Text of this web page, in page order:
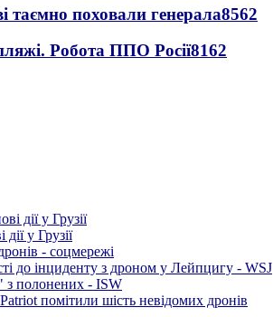
таємно поховали генерала8562
Робота ППО Росії8162
у Грузії
- соцмережі
до інциденту з дроном у Лейпцигу - WSJ
з полонених - ISW
помітили шість невідомих дронів